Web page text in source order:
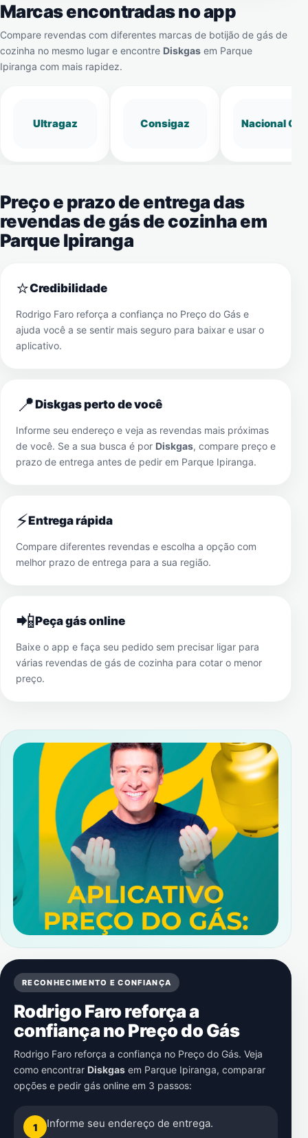
Marcas encontradas no app
Compare revendas com diferentes marcas de botijão de gás de
cozinha no mesmo lugar e encontre Diskgas em Parque
Ipiranga com mais rapidez.
Ultragaz Consigaz Nacional Gás
Preço e prazo de entrega das
revendas de gás de cozinha em
Parque Ipiranga
⭐Credibilidade
Rodrigo Faro reforça a confiança no Preço do Gás e
ajuda você a se sentir mais seguro para baixar e usar o
aplicativo.
📍Diskgas perto de você
Informe seu endereço e veja as revendas mais próximas
de você. Se a sua busca é por Diskgas, compare preço e
prazo de entrega antes de pedir em Parque Ipiranga.
⚡Entrega rápida
Compare diferentes revendas e escolha a opção com
melhor prazo de entrega para a sua região.
📲Peça gás online
Baixe o app e faça seu pedido sem precisar ligar para
várias revendas de gás de cozinha para cotar o menor
preço.
RECONHECIMENTO E CONFIANÇA
Rodrigo Faro reforça a
confiança no Preço do Gás
Rodrigo Faro reforça a confiança no Preço do Gás. Veja
como encontrar Diskgas em Parque Ipiranga, comparar
opções e pedir gás online em 3 passos:
1 Informe seu endereço de entrega.